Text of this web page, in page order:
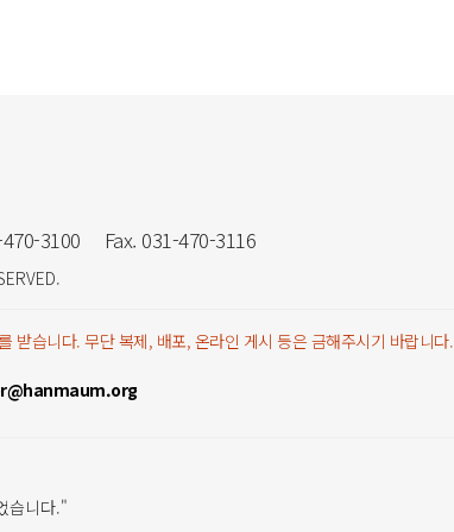
3100 Fax. 031-470-3116
받습니다. 무단 복제, 배포, 온라인 게시 등은 금해주시기 바랍니다.
습니다."